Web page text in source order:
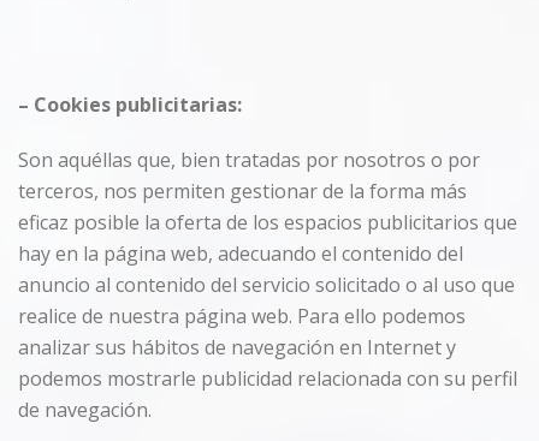
– Cookies publicitarias:
Son aquéllas que, bien tratadas por nosotros o por
terceros, nos permiten gestionar de la forma más
eficaz posible la oferta de los espacios publicitarios que
hay en la página web, adecuando el contenido del
anuncio al contenido del servicio solicitado o al uso que
realice de nuestra página web. Para ello podemos
analizar sus hábitos de navegación en Internet y
podemos mostrarle publicidad relacionada con su perfil
de navegación.